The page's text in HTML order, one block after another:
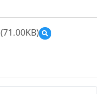
(71.00KB)
預
覽
凡
矩